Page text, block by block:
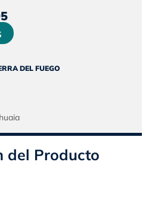
El
precio
actual
es:
DEL FUEGO
del Producto